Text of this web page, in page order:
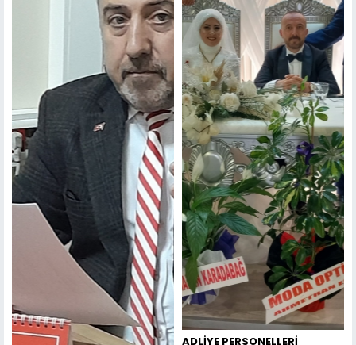
ADLİYE PERSONELLERİ